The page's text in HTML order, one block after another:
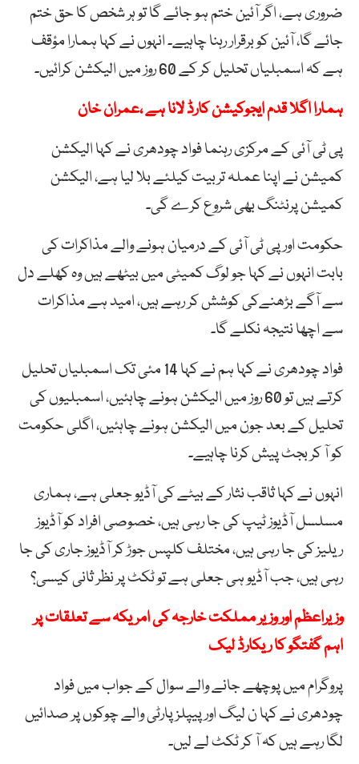
ضروری ہے، اگر آئین ختم ہو جائے گا تو ہر شخص کا حق ختم
جائے گا، آئین کو برقرار رہنا چاہیے۔ انہوں نے کہا ہمارا مؤقف
ہے کہ اسمبلیاں تحلیل کر کے 60 روز میں الیکشن کرائیں۔
ہمارا اگلا قدم ایجوکیشن کارڈ لانا ہے ،عمران خان
پی ٹی آئی کے مرکزی رہنما فواد چودھری نے کہا الیکشن
کمیشن نے اپنا عملہ تربیت کیلئے بلا لیا ہے، الیکشن
کمیشن پرنٹنگ بھی شروع کرے گی۔
حکومت اور پی ٹی آئی کے درمیان ہونے والے مذاکرات کی
بابت انہوں نے کہا جو لوگ کمیٹی میں بیٹھے ہیں وہ کھلے دل
سے آگے بڑھنےکی کوشش کر رہے ہیں، امید ہے مذاکرات
سے اچھا نتیجہ نکلے گا۔
فواد چودھری نے کہا ہم نے کہا 14 مئی تک اسمبلیاں تحلیل
کرتے ہیں تو 60 روز میں الیکشن ہونے چاہئیں، اسمبلیوں کی
تحلیل کے بعد جون میں الیکشن ہونے چاہئیں، اگلی حکومت
کو آ کر بجٹ پیش کرنا چاہیے۔
انہوں نے کہا ثاقب نثار کے بیٹے کی آڈیو جعلی ہے، ہماری
مسلسل آڈیوز ٹیپ کی جا رہی ہیں، خصوصی افراد کو آڈیوز
ریلیز کی جا رہی ہیں، مختلف کلپس جوڑ کر آڈیوز جاری کی جا
رہی ہیں، جب آڈیو ہی جعلی ہے تو ٹکٹ پر نظر ثانی کیسی؟
وزیراعظم اور وزیر مملکت خارجہ کی امریکہ سے تعلقات پر
اہم گفتگو کا ریکارڈ لیک
پروگرام میں پوچھے جانے والے سوال کے جواب میں فواد
چودھری نے کہا ن لیگ اور پیپلز پارٹی والے چوکوں پر صدائیں
لگا رہے ہیں کہ آ کر ٹکٹ لے لیں۔